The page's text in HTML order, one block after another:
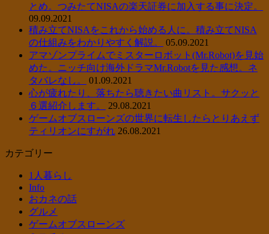
とめ。つみたてNISAの楽天証券に加入する事に決定。
09.09.2021
積み立てNISAをこれから始める人に。積み立てNISA
の仕組みをわかりやすく解説。
05.09.2021
アマゾンプライムでミスターロボット(Mr.Robot)を見始
めた。ニッチ向け海外ドラマMr.Robotを見た感想。ネ
タバレなし。
01.09.2021
心が疲れたり、落ちたら聴きたい曲リスト。サクッと
６選紹介します。
29.08.2021
ゲームオブスローンズの世界に転生したらとりあえず
ティリオンにすがれ 26.08.2021
カテゴリー
1人暮らし
Info
おカネの話
グルメ
ゲームオブスローンズ